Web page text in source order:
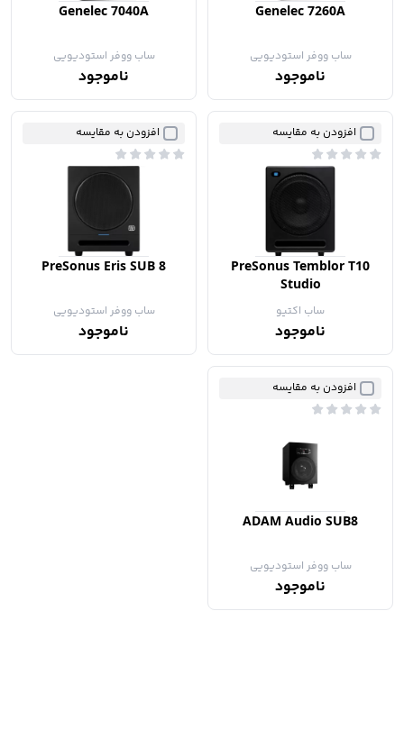
Genelec 7260A
ساب ووفر استودیویی
ناموجود
Genelec 7040A
ساب ووفر استودیویی
ناموجود
افزودن به مقایسه
PreSonus Temblor T10
Studio
ساب اکتیو
ناموجود
افزودن به مقایسه
PreSonus Eris SUB 8
ساب ووفر استودیویی
ناموجود
افزودن به مقایسه
ADAM Audio SUB8
ساب ووفر استودیویی
ناموجود